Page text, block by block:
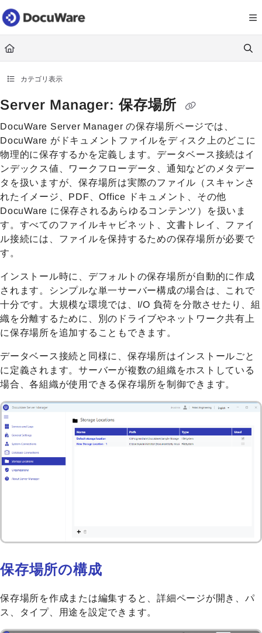
Documentation Index
Fetch the complete documentation index at: https://
Use this file to discover all available pages before exploring further.
カテゴリ表示
Server Manager: 保存場所
DocuWare Server Manager の保存場所ページでは、
DocuWare がドキュメントファイルをディスク上のどこに
物理的に保存するかを定義します。データベース接続はイ
ンデックス値、ワークフローデータ、通知などのメタデー
タを扱いますが、保存場所は実際のファイル（スキャンさ
れたイメージ、PDF、Office ドキュメント、その他
DocuWare に保存されるあらゆるコンテンツ）を扱いま
す。すべてのファイルキャビネット、文書トレイ、ファイ
ル接続には、ファイルを保持するための保存場所が必要で
す。
インストール時に、デフォルトの保存場所が自動的に作成
されます。シンプルな単一サーバー構成の場合は、これで
十分です。大規模な環境では、I/O 負荷を分散させたり、組
織を分離するために、別のドライブやネットワーク共有上
に保存場所を追加することもできます。
データベース接続と同様に、保存場所はインストールごと
に定義されます。サーバーが複数の組織をホストしている
場合、各組織が使用できる保存場所を制御できます。
保存場所の構成
保存場所を作成または編集すると、詳細ページが開き、パ
ス、タイプ、用途を設定できます。